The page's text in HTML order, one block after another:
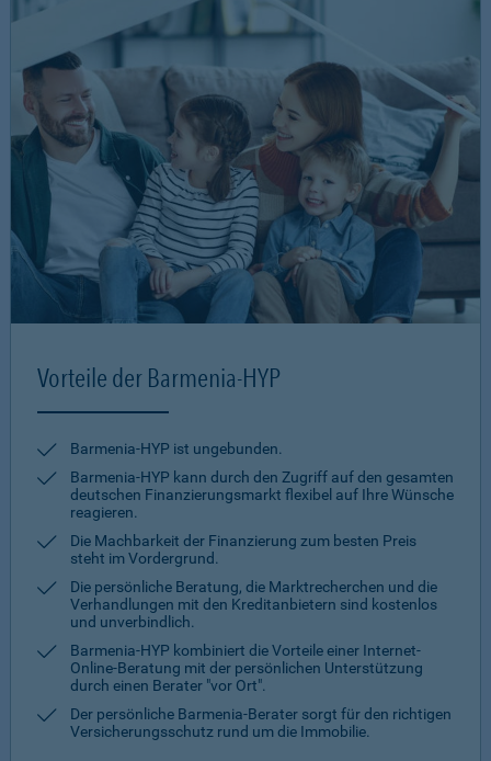
Vorteile der Barmenia-HYP
Barmenia-HYP ist ungebunden.
Barmenia-HYP kann durch den Zugriff auf den gesamten
deutschen Finanzierungsmarkt flexibel auf Ihre Wünsche
reagieren.
Die Machbarkeit der Finanzierung zum besten Preis
steht im Vordergrund.
Die persönliche Beratung, die Marktrecherchen und die
Verhandlungen mit den Kreditanbietern sind kostenlos
und unverbindlich.
Barmenia-HYP kombiniert die Vorteile einer Internet-
Online-Beratung mit der persönlichen Unterstützung
durch einen Berater "vor Ort".
Der persönliche Barmenia-Berater sorgt für den richtigen
Versicherungsschutz rund um die Immobilie.